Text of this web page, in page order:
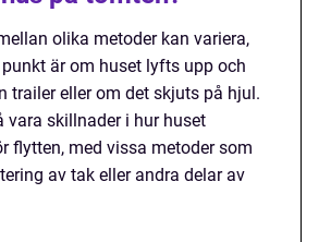
olika metoder kan variera,
är om huset lyfts upp och
trailer eller om det skjuts på hjul.
vara skillnader i hur huset
flytten, med vissa metoder som
av tak eller andra delar av